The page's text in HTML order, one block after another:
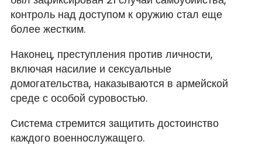
контроль над доступом к оружию стал еще
более жестким.
Наконец, преступления против личности,
включая насилие и сексуальные
домогательства, наказываются в армейской
среде с особой суровостью.
Система стремится защитить достоинство
каждого военнослужащего.